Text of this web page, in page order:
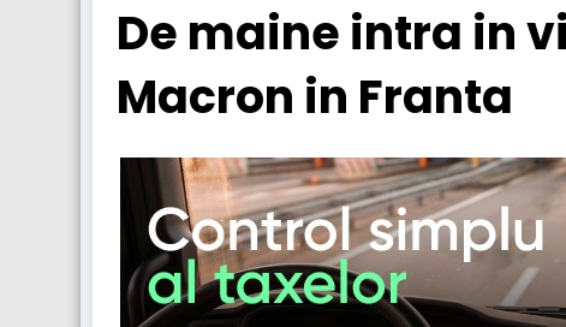
De maine intra in
Macron in Franta